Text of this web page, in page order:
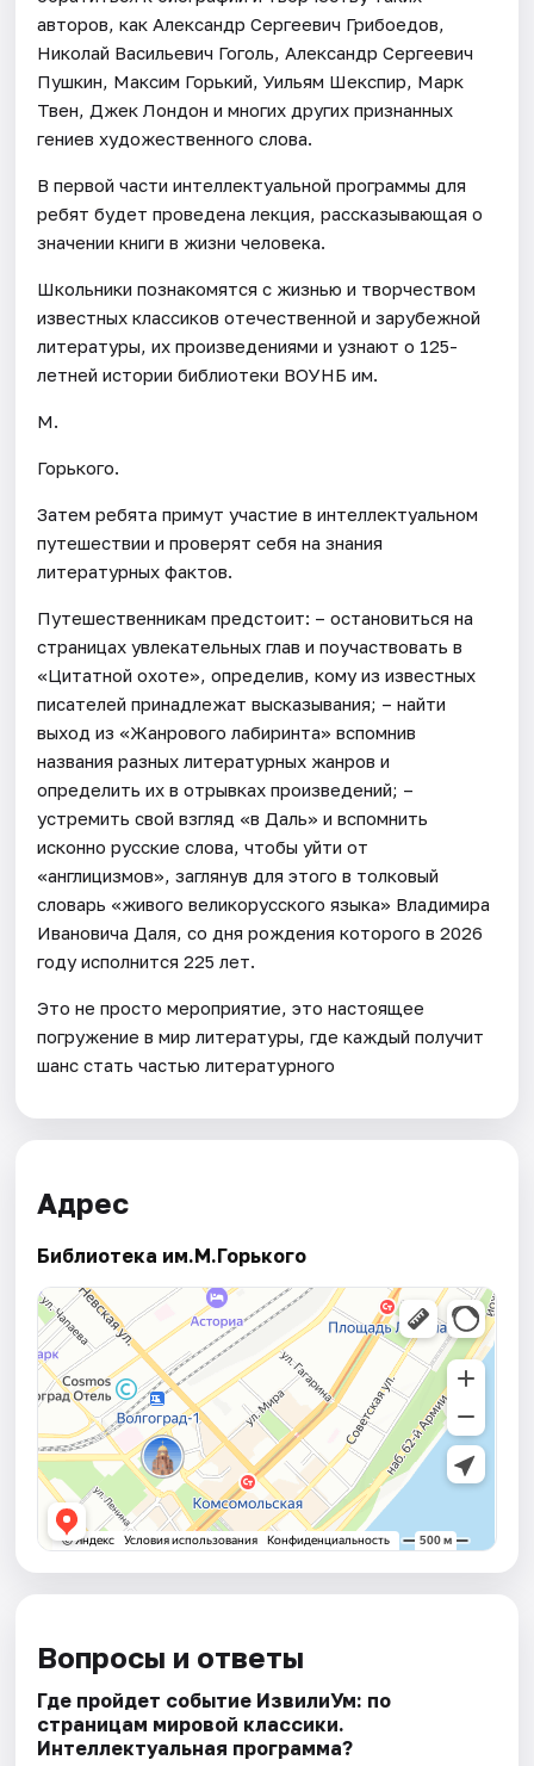
авторов, как Александр Сергеевич Грибоедов,
Николай Васильевич Гоголь, Александр Сергеевич
Пушкин, Максим Горький, Уильям Шекспир, Марк
Твен, Джек Лондон и многих других признанных
гениев художественного слова.
В первой части интеллектуальной программы для
ребят будет проведена лекция, рассказывающая о
значении книги в жизни человека.
Школьники познакомятся с жизнью и творчеством
известных классиков отечественной и зарубежной
литературы, их произведениями и узнают о 125-
летней истории библиотеки ВОУНБ им.
М.
Горького.
Затем ребята примут участие в интеллектуальном
путешествии и проверят себя на знания
литературных фактов.
Путешественникам предстоит: – остановиться на
страницах увлекательных глав и поучаствовать в
«Цитатной охоте», определив, кому из известных
писателей принадлежат высказывания; – найти
выход из «Жанрового лабиринта» вспомнив
названия разных литературных жанров и
определить их в отрывках произведений; –
устремить свой взгляд «в Даль» и вспомнить
исконно русские слова, чтобы уйти от
«англицизмов», заглянув для этого в толковый
словарь «живого великорусского языка» Владимира
Ивановича Даля, со дня рождения которого в 2026
году исполнится 225 лет.
Это не просто мероприятие, это настоящее
погружение в мир литературы, где каждый получит
шанс стать частью литературного
Адрес
Библиотека им.М.Горького
Вопросы и ответы
Где пройдет событие ИзвилиУм: по
страницам мировой классики.
Интеллектуальная программа?